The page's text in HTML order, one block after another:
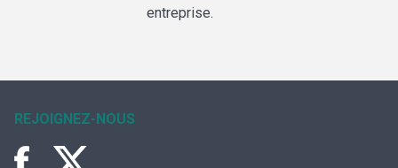
entreprise.
REJOIGNEZ-NOUS